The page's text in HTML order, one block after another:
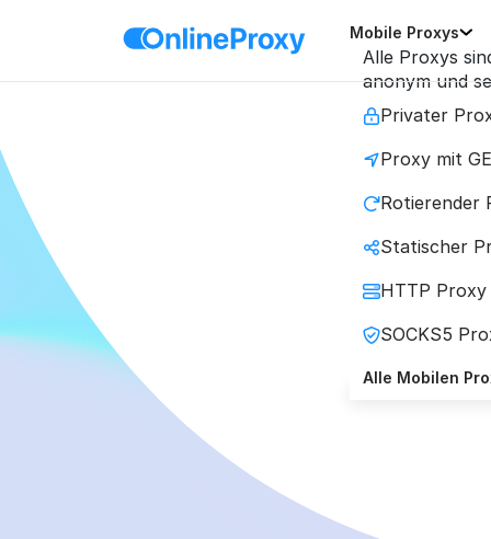
Mobile Proxys
Alle Proxys
anonym und
Privater
Proxy mit
Rotierender
Statischer
HTTP Proxy
SOCKS5
Alle Mobilen